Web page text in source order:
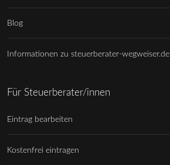
Blog
Informationen zu steuerberater-wegweiser.de
Für Steuerberater/innen
Eintrag bearbeiten
Kostenfrei eintragen